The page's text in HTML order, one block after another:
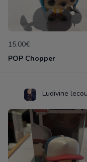
15.00€
POP Chopper
Ludivine lecou